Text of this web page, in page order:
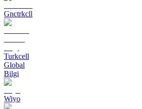
Gnctrkcll
Turkcell
Global
Bilgi
Wiyo